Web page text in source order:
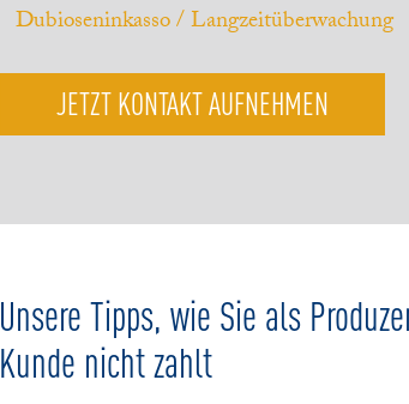
Dubioseninkasso / Langzeitüberwachung
JETZT KONTAKT AUFNEHMEN
Unsere Tipps, wie Sie als
Kunde nicht zahlt